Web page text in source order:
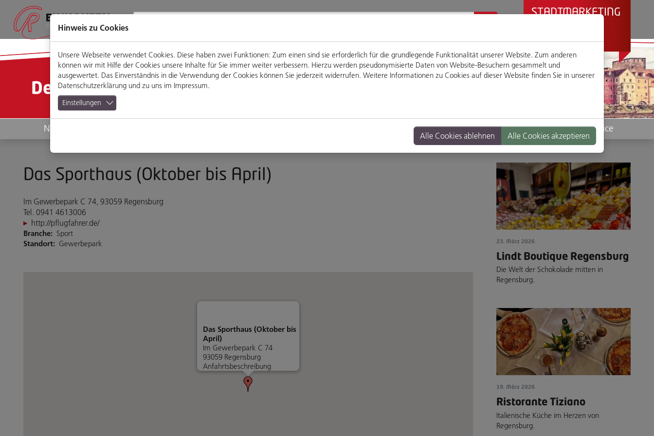
Seiteninhalt
Hauptmenü
Footermenü
Website-
Suche
STADTMARKETING
PRÄSENTIERT
Detailansicht
News Veranstaltungen Standorte Service
Das Sporthaus (Oktober bis April)
Im Gewerbepark C 74, 93059 Regensburg
Tel. 0941 4613006
http://pflugfahrer.de/
Branche: Sport
Standort: Gewerbepark
Das Sporthaus (Oktober bis
April)
Im Gewerbepark C 74
93059 Regensburg
Anfahrtsbeschreibung
23. März 2026
Lindt Boutique Regensburg
Die Welt der Schokolade mitten in
Regensburg.
19. März 2026
Ristorante Tiziano
Italienische Küche im Herzen von
Regensburg.
Hinweis zu Cookies
Unsere Webseite verwendet Cookies. Diese haben zwei Funktionen: Zum einen sind sie erforderlich für die grundlegende Funktionalität unserer Website. Zum anderen
können wir mit Hilfe der Cookies unsere Inhalte für Sie immer weiter verbessern. Hierzu werden pseudonymisierte Daten von Website-Besuchern gesammelt und
ausgewertet. Das Einverständnis in die Verwendung der Cookies können Sie jederzeit widerrufen. Weitere Informationen zu Cookies auf dieser Website finden Sie in unserer
Datenschutzerklärung und zu uns im Impressum.
Einstellungen
Alle Cookies ablehnen Alle Cookies akzeptieren